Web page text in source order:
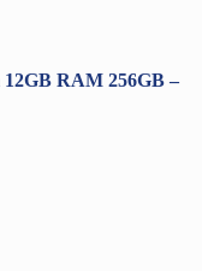
12GB RAM 256GB –